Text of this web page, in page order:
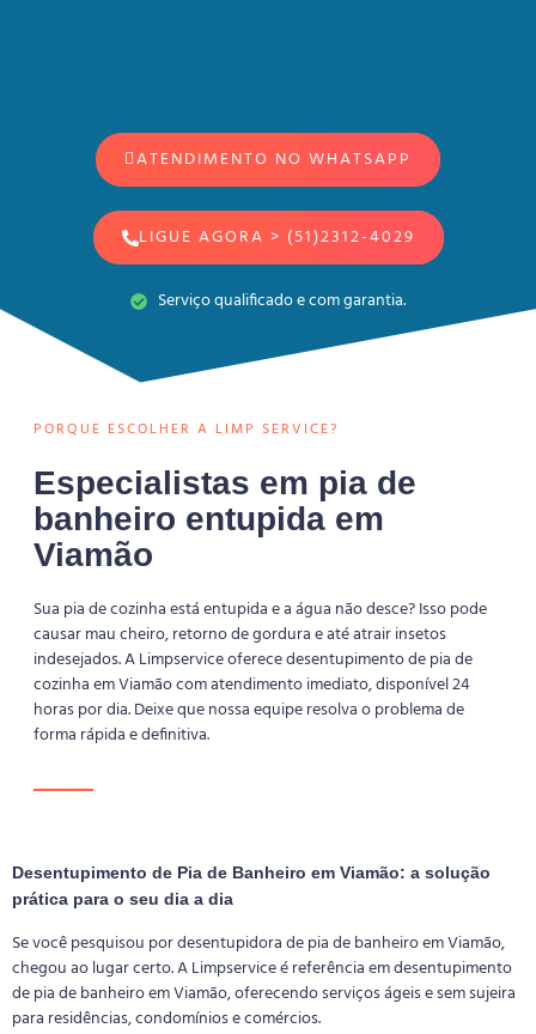
ATENDIMENTO NO WHATSAPP
LIGUE AGORA > (51)2312-4029
Serviço qualificado e com garantia.
PORQUE ESCOLHER A LIMP SERVICE?
Especialistas em pia de
banheiro entupida em
Viamão
Sua pia de cozinha está entupida e a água não desce? Isso pode
causar mau cheiro, retorno de gordura e até atrair insetos
indesejados. A Limpservice oferece desentupimento de pia de
cozinha em Viamão com atendimento imediato, disponível 24
horas por dia. Deixe que nossa equipe resolva o problema de
forma rápida e definitiva.
Desentupimento de Pia de Banheiro em Viamão: a solução
prática para o seu dia a dia
Se você pesquisou por desentupidora de pia de banheiro em Viamão,
chegou ao lugar certo. A Limpservice é referência em desentupimento
de pia de banheiro em Viamão, oferecendo serviços ágeis e sem sujeira
para residências, condomínios e comércios.